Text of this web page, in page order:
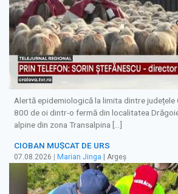
Alertă epidemiologică la limita dintre județele
800 de oi dintr-o fermă din localitatea
alpine din zona Transalpina […]
CIOBAN MUȘCAT DE URS
07.08.2026 Marian Jinga | Argeș